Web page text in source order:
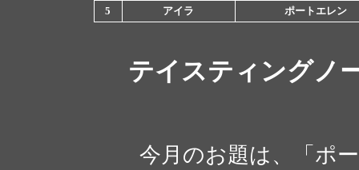
5
アイラ ポートエレン
テイスティングノ
今月のお題は、「ポ